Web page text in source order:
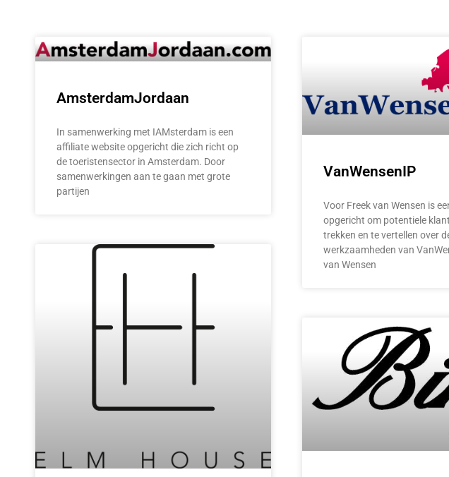
AmsterdamJordaan
In samenwerking met IAMsterdam is een
affiliate website opgericht die zich richt op
de toeristensector in Amsterdam. Door
samenwerkingen aan te gaan met grote
partijen
VanWensenIP
Voor Freek van Wensen is
opgericht om potentiele
trekken en te vertellen over
werkzaamheden van
van Wensen